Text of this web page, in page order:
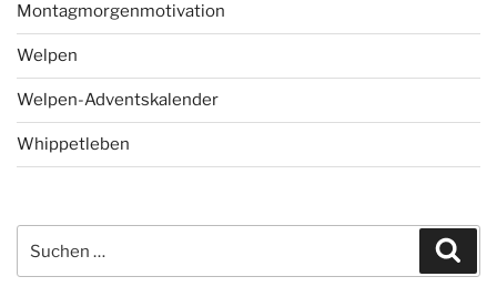
Montagmorgenmotivation
Welpen
Welpen-Adventskalender
Whippetleben
nach: